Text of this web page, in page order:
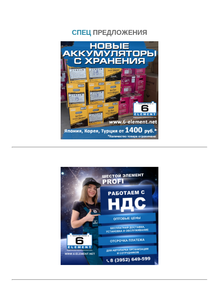
СПЕЦ ПРЕДЛОЖЕНИЯ